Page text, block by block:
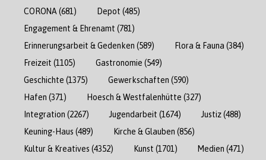
CORONA(681) Depot (485)
Engagement & Ehrenamt (781)
Erinnerungsarbeit & Gedenken (589) Flora & Fauna (384)
Freizeit (1105) Gastronomie (549)
Geschichte (1375) Gewerkschaften (590)
Hafen (371) Hoesch & Westfalenhütte (327)
Integration (2267) Jugendarbeit (1674) Justiz(488)
Keuning-Haus (489) Kirche & Glauben (856)
Kultur & Kreatives (4352) Kunst (1701) Medien (471)